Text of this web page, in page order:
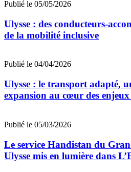
Publié le 05/05/2026
Ulysse : des conducteurs-
de la mobilité inclusive
Publié le 04/04/2026
Ulysse : le transport adapté,
expansion au cœur des
Publié le 05/03/2026
Le service Handistan du
Ulysse mis en lumière dans